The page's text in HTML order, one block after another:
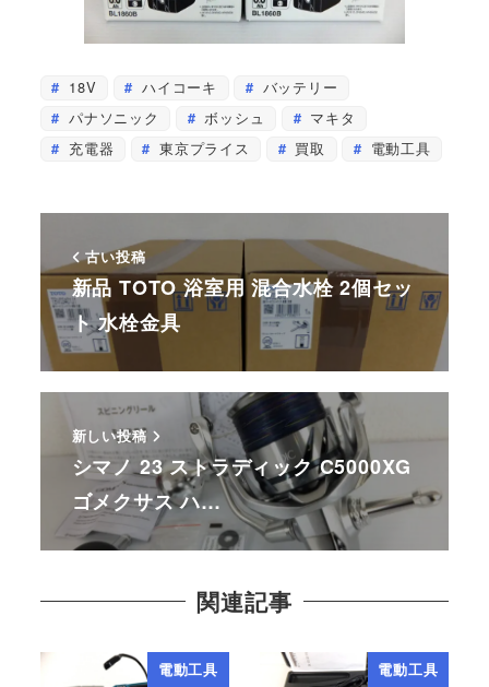
18V ハイコーキ
バッテリー
パナソニック
ボッシュ
マキタ
充電器
東京プライス 買取 電動工具
古い投稿
新品 TOTO 浴室用 混合水栓 2個セッ
ト 水栓金具
新しい投稿
シマノ 23 ストラディック C5000XG
ゴメクサス ハ…
関連記事
電動工具 電動工具